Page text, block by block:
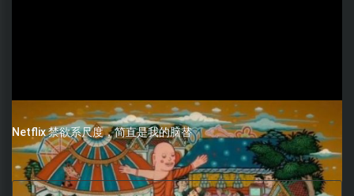
Netflix 禁欲系尺度，简直是我的脑替